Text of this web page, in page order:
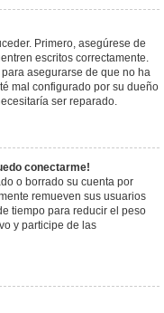
Primero, asegúrese de
escritos correctamente.
asegurarse de que no ha
mal configurado por su dueño
ser reparado.
conectarme!
o borrado su cuenta por
remueven sus usuarios
tiempo para reducir el peso
y participe de las